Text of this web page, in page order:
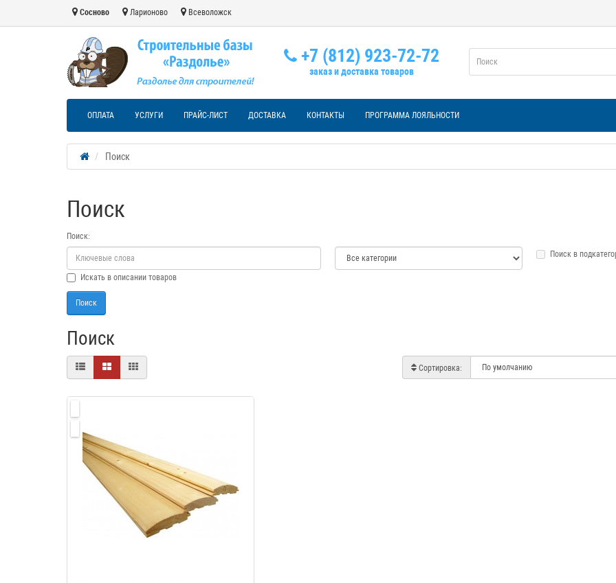
Сосново Ларионово Всеволожск
+7 (812) 923-72-72
заказ и доставка товаров
ОПЛАТА УСЛУГИ ПРАЙС-ЛИСТ ДОСТАВКА КОНТАКТЫ ПРОГРАММА ЛОЯЛЬНОСТИ
Поиск
Поиск
Поиск:
Поиск в
Искать в описании товаров
Поиск
Сортировка: